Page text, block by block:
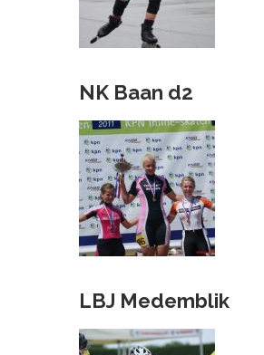
NK Baan d2
LBJ Medemblik